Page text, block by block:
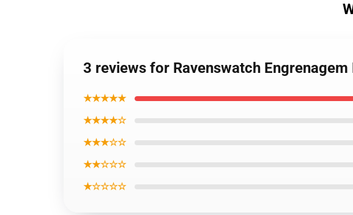
3 reviews for Ravenswatch
★★★★★
★★★★☆
★★★☆☆
★★☆☆☆
★☆☆☆☆